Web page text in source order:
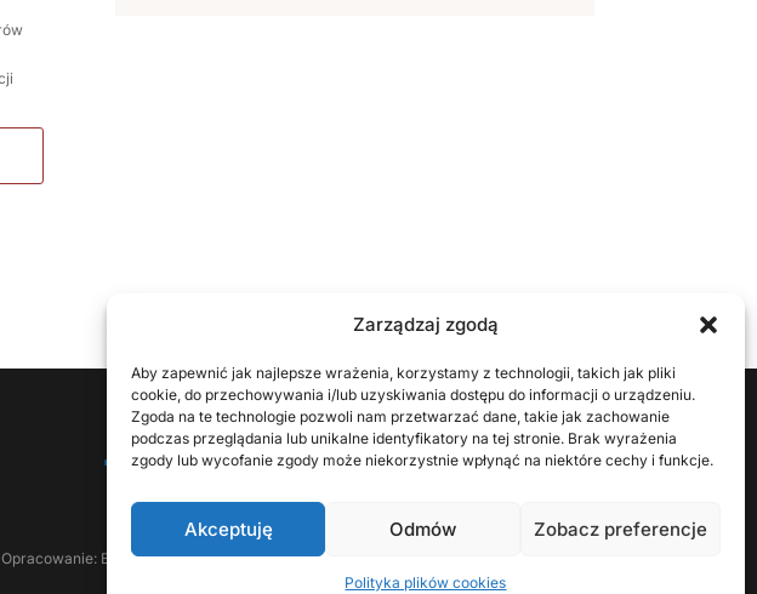
Zarządzaj zgodą
Aby zapewnić jak najlepsze wrażenia, korzystamy z technologii, takich jak pliki
cookie, do przechowywania i/lub uzyskiwania dostępu do informacji o urządzeniu.
Zgoda na te technologie pozwoli nam przetwarzać dane, takie jak zachowanie
podczas przeglądania lub unikalne identyfikatory na tej stronie. Brak wyrażenia
zgody lub wycofanie zgody może niekorzystnie wpłynąć na niektóre cechy i funkcje.
Akceptuję Odmów Zobacz preferencje
Polityka plików cookies
FOLLOW
Brunon Bielecki